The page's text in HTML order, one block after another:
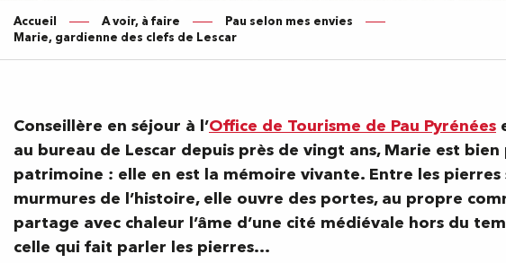
Accueil A voir, à faire
Pau selon mes envies
Marie, gardienne des clefs de Lescar
Conseillère en séjour à l’Office de Tourisme de Pau Pyrénées
au bureau de Lescar depuis près de vingt ans, Marie est
patrimoine : elle en est la mémoire vivante. Entre les pierres
murmures de l’histoire, elle ouvre des portes, au propre
partage avec chaleur l’âme d’une cité médiévale hors du
celle qui fait parler les pierres…